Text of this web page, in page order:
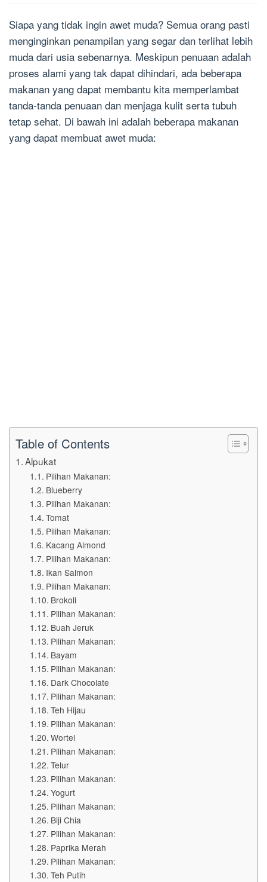
Siapa yang tidak ingin awet muda? Semua orang pasti
menginginkan penampilan yang segar dan terlihat lebih
muda dari usia sebenarnya. Meskipun penuaan adalah
proses alami yang tak dapat dihindari, ada beberapa
makanan yang dapat membantu kita memperlambat
tanda-tanda penuaan dan menjaga kulit serta tubuh
tetap sehat. Di bawah ini adalah beberapa makanan
yang dapat membuat awet muda:
Table of Contents
Alpukat
Pilihan Makanan:
Blueberry
Pilihan Makanan:
Tomat
Pilihan Makanan:
Kacang Almond
Pilihan Makanan:
Ikan Salmon
Pilihan Makanan:
Brokoli
Pilihan Makanan:
Buah Jeruk
Pilihan Makanan:
Bayam
Pilihan Makanan:
Dark Chocolate
Pilihan Makanan:
Teh Hijau
Pilihan Makanan:
Wortel
Pilihan Makanan:
Telur
Pilihan Makanan:
Yogurt
Pilihan Makanan:
Biji Chia
Pilihan Makanan:
Paprika Merah
Pilihan Makanan:
Teh Putih